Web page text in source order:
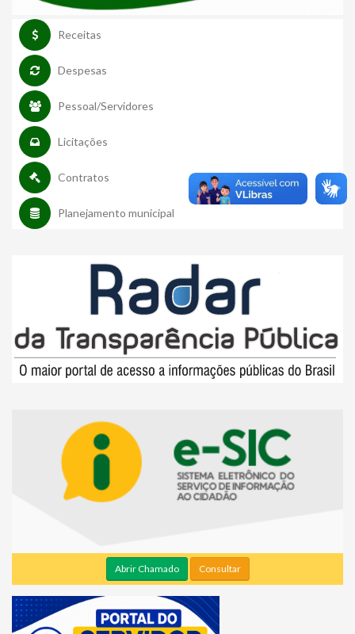
Receitas
Despesas
Pessoal/Servidores
Licitações
Contratos
Planejamento municipal
Abrir Chamado Consultar